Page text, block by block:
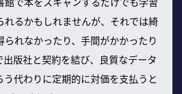
れるかもしれませんが、それでは綺
られなかったり、手間がかかったり
出版社と契約を結び、良質なデータ
う代わりに定期的に対価を支払うと